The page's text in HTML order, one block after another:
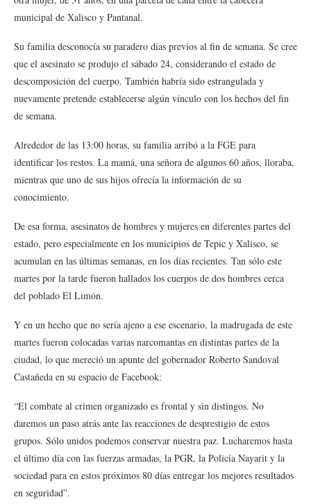
municipal de Xalisco y Pantanal.
Su familia desconocía su paradero días previos al fin de semana. Se cree
que el asesinato se produjo el sábado 24, considerando el estado de
descomposición del cuerpo. También habría sido estrangulada y
nuevamente pretende establecerse algún vínculo con los hechos del fin
de semana.
Alrededor de las 13:00 horas, su familia arribó a la FGE para
identificar los restos. La mamá, una señora de algunos 60 años, lloraba,
mientras que uno de sus hijos ofrecía la información de su
conocimiento.
De esa forma, asesinatos de hombres y mujeres en diferentes partes del
estado, pero especialmente en los municipios de Tepic y Xalisco, se
acumulan en las últimas semanas, en los días recientes. Tan sólo este
martes por la tarde fueron hallados los cuerpos de dos hombres cerca
del poblado El Limón.
Y en un hecho que no sería ajeno a ese escenario, la madrugada de este
martes fueron colocadas varias narcomantas en distintas partes de la
ciudad, lo que mereció un apunte del gobernador Roberto Sandoval
Castañeda en su espacio de Facebook:
“El combate al crimen organizado es frontal y sin distingos. No
daremos un paso atrás ante las reacciones de desprestigio de estos
grupos. Sólo unidos podemos conservar nuestra paz. Lucharemos hasta
el último día con las fuerzas armadas, la PGR, la Policía Nayarit y la
sociedad para en estos próximos 80 días entregar los mejores resultados
en seguridad”.